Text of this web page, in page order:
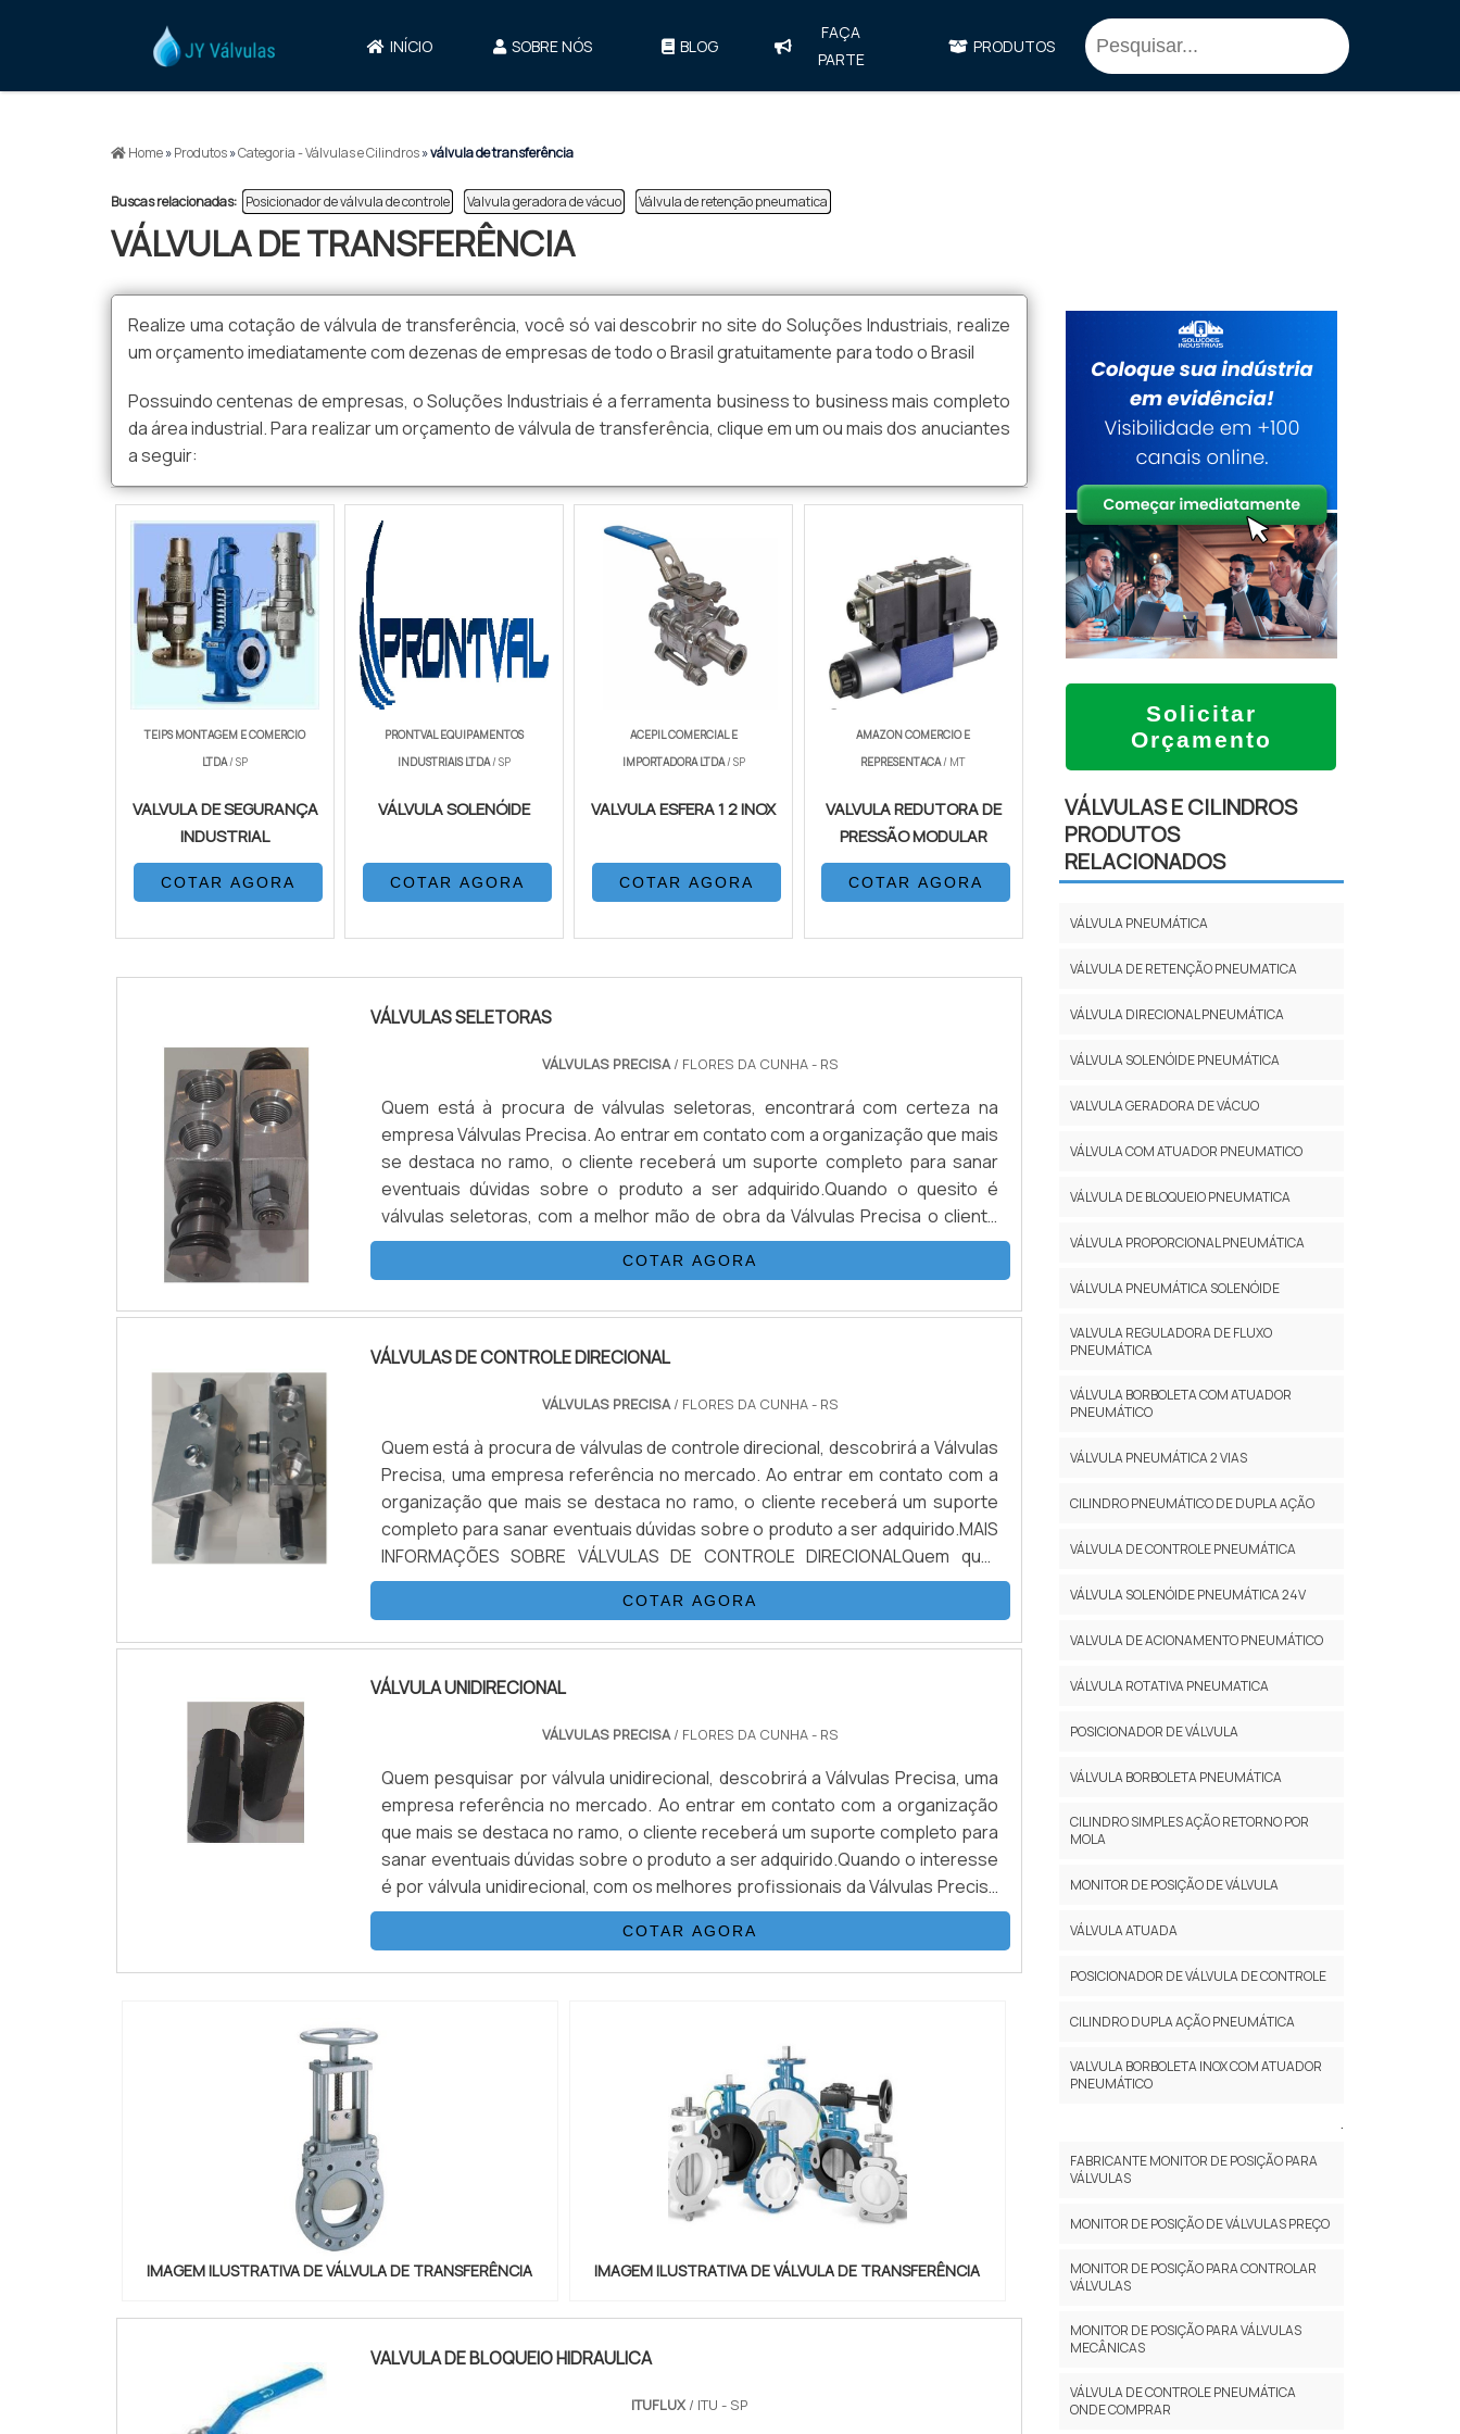
INÍCIO SOBRE NÓS BLOG
FAÇA
PARTE
PRODUTOS
>
Home»Produtos»Categoria - Válvulas e Cilindros»válvula de transferência
Buscas relacionadas: Posicionador de válvula de controle Valvula geradora de vácuo Válvula de retenção pneumatica
VÁLVULA DE TRANSFERÊNCIA
Realize uma cotação de válvula de transferência, você só vai descobrir no site do Soluções Industriais, realize
um orçamento imediatamente com dezenas de empresas de todo o Brasil gratuitamente para todo o Brasil
Possuindo centenas de empresas, o Soluções Industriais é a ferramenta business to business mais completo
da área industrial. Para realizar um orçamento de válvula de transferência, clique em um ou mais dos anuciantes
a seguir:
TEIPS MONTAGEM E COMERCIO
LTDA/ SP
VALVULA DE SEGURANÇA
INDUSTRIAL
COTAR AGORA
PRONTVAL EQUIPAMENTOS
INDUSTRIAIS LTDA/ SP
VÁLVULA SOLENÓIDE
COTAR AGORA
ACEPIL COMERCIAL E
IMPORTADORA LTDA/ SP
VALVULA ESFERA 1 2 INOX
COTAR AGORA
AMAZON COMERCIO E
REPRESENTACA/ MT
VALVULA REDUTORA DE
PRESSÃO MODULAR
COTAR AGORA
VÁLVULAS SELETORAS
VÁLVULAS PRECISA/ FLORES DA CUNHA - RS
Quem está à procura de válvulas seletoras, encontrará com certeza na
empresa Válvulas Precisa. Ao entrar em contato com a organização que mais
se destaca no ramo, o cliente receberá um suporte completo para sanar
eventuais dúvidas sobre o produto a ser adquirido.Quando o quesito é
válvulas seletoras, com a melhor mão de obra da Válvulas Precisa o cliente
poderá contar com excelente custo-benefício e atendimento eficaz em todo
COTAR AGORA
VÁLVULAS DE CONTROLE DIRECIONAL
VÁLVULAS PRECISA/ FLORES DA CUNHA - RS
Quem está à procura de válvulas de controle direcional, descobrirá a Válvulas
Precisa, uma empresa referência no mercado. Ao entrar em contato com a
organização que mais se destaca no ramo, o cliente receberá um suporte
completo para sanar eventuais dúvidas sobre o produto a ser adquirido.MAIS
INFORMAÇÕES SOBRE VÁLVULAS DE CONTROLE DIRECIONALQuem quer
encontrar válvulas de controle direcional em uma empresa que preza pela
COTAR AGORA
VÁLVULA UNIDIRECIONAL
VÁLVULAS PRECISA/ FLORES DA CUNHA - RS
Quem pesquisar por válvula unidirecional, descobrirá a Válvulas Precisa, uma
empresa referência no mercado. Ao entrar em contato com a organização
que mais se destaca no ramo, o cliente receberá um suporte completo para
sanar eventuais dúvidas sobre o produto a ser adquirido.Quando o interesse
é por válvula unidirecional, com os melhores profissionais da Válvulas Precisa
o cliente encontrará excelente custo-benefício e diversas opções d...
COTAR AGORA
IMAGEM ILUSTRATIVA DE VÁLVULA DE TRANSFERÊNCIA IMAGEM ILUSTRATIVA DE VÁLVULA DE TRANSFERÊNCIA
VALVULA DE BLOQUEIO HIDRAULICA
ITUFLUX / ITU - SP
Solicitar
Orçamento
VÁLVULAS E CILINDROS
PRODUTOS
RELACIONADOS
VÁLVULA PNEUMÁTICA
VÁLVULA DE RETENÇÃO PNEUMATICA
VÁLVULA DIRECIONAL PNEUMÁTICA
VÁLVULA SOLENÓIDE PNEUMÁTICA
VALVULA GERADORA DE VÁCUO
VÁLVULA COM ATUADOR PNEUMATICO
VÁLVULA DE BLOQUEIO PNEUMATICA
VÁLVULA PROPORCIONAL PNEUMÁTICA
VÁLVULA PNEUMÁTICA SOLENÓIDE
VALVULA REGULADORA DE FLUXO
PNEUMÁTICA
VÁLVULA BORBOLETA COM ATUADOR
PNEUMÁTICO
VÁLVULA PNEUMÁTICA 2 VIAS
CILINDRO PNEUMÁTICO DE DUPLA AÇÃO
VÁLVULA DE CONTROLE PNEUMÁTICA
VÁLVULA SOLENÓIDE PNEUMÁTICA 24V
VALVULA DE ACIONAMENTO PNEUMÁTICO
VÁLVULA ROTATIVA PNEUMATICA
POSICIONADOR DE VÁLVULA
VÁLVULA BORBOLETA PNEUMÁTICA
CILINDRO SIMPLES AÇÃO RETORNO POR
MOLA
MONITOR DE POSIÇÃO DE VÁLVULA
VÁLVULA ATUADA
POSICIONADOR DE VÁLVULA DE CONTROLE
CILINDRO DUPLA AÇÃO PNEUMÁTICA
VALVULA BORBOLETA INOX COM ATUADOR
PNEUMÁTICO
.
FABRICANTE MONITOR DE POSIÇÃO PARA
VÁLVULAS
MONITOR DE POSIÇÃO DE VÁLVULAS PREÇO
MONITOR DE POSIÇÃO PARA CONTROLAR
VÁLVULAS
MONITOR DE POSIÇÃO PARA VÁLVULAS
MECÂNICAS
VÁLVULA DE CONTROLE PNEUMÁTICA
ONDE COMPRAR